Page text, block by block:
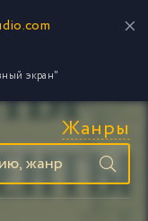
экран"
Жанры